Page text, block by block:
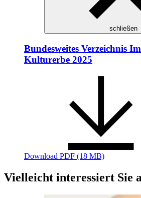
schließen
Bundesweites Verzeichnis
Kulturerbe 2025
Download PDF (18 MB)
Vielleicht interessiert Sie